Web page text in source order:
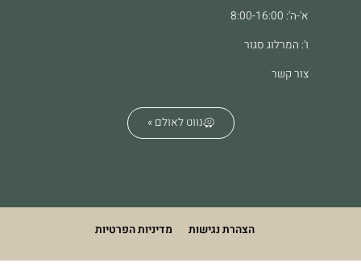
א'-ה': 8:00-16:00
ו': המרלוג סגור
צור קשר
נווט לאולם »
הצהרת נגישות מדיניות הפרטיות